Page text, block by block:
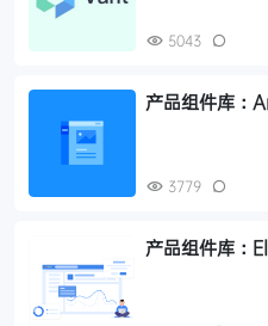
5043
产品组件库：
3779
产品组件库：